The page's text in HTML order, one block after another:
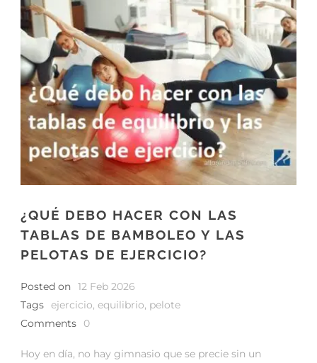
¿QUÉ DEBO HACER CON LAS
TABLAS DE BAMBOLEO Y LAS
PELOTAS DE EJERCICIO?
Posted on 12 Feb 2026
Tags ejercicio, equilibrio, pelote
Comments
0
Hoy en día, no hay gimnasio que se precie sin un